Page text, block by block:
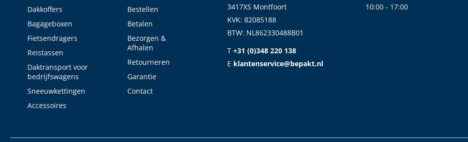
Dakkoffers
Bagageboxen
Fietsendragers
Reistassen
Daktransport voor
bedrijfswagens
Sneeuwkettingen
Accessoires
Bestellen
Betalen
Bezorgen &
Afhalen
Retourneren
Garantie
Contact
3417XS Montfoort
KVK: 82085188
BTW: NL862330488B01
T +31 (0)348 220 138
E klantenservice@bepakt.nl
10:00 - 17:00